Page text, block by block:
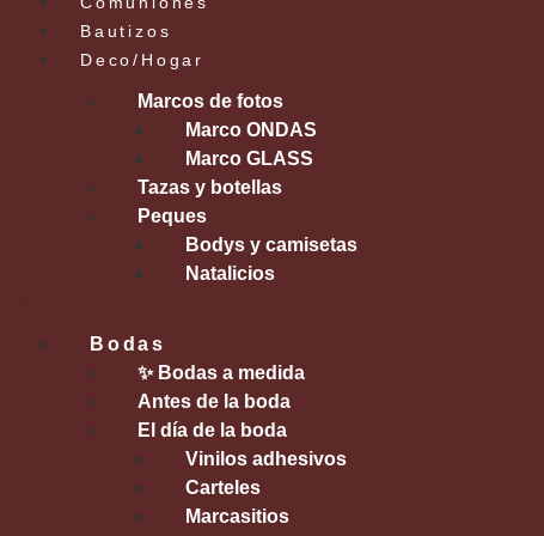
Bautizos
Deco/Hogar
Marcos de fotos
Marco ONDAS
Marco GLASS
Tazas y botellas
Peques
Bodys y camisetas
Natalicios
Bodas
✨ Bodas a medida
Antes de la boda
El día de la boda
Vinilos adhesivos
Carteles
Marcasitios